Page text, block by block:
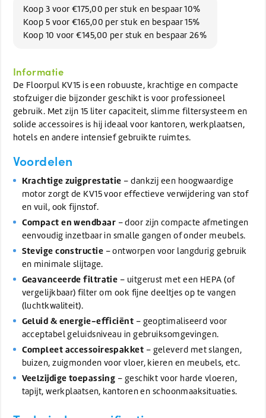
Koop 3 voor €175,00 per stuk en bespaar 10%
Koop 5 voor €165,00 per stuk en bespaar 15%
Koop 10 voor €145,00 per stuk en bespaar 26%
Informatie
De Floorpul KV15 is een robuuste, krachtige en compacte
stofzuiger die bijzonder geschikt is voor professioneel
gebruik. Met zijn 15 liter capaciteit, slimme filtersysteem en
solide accessoires is hij ideaal voor kantoren, werkplaatsen,
hotels en andere intensief gebruikte ruimtes.
Voordelen
Krachtige zuigprestatie – dankzij een hoogwaardige
motor zorgt de KV15 voor effectieve verwijdering van stof
en vuil, ook fijnstof.
Compact en wendbaar – door zijn compacte afmetingen
eenvoudig inzetbaar in smalle gangen of onder meubels.
Stevige constructie – ontworpen voor langdurig gebruik
en minimale slijtage.
Geavanceerde filtratie – uitgerust met een HEPA (of
vergelijkbaar) filter om ook fijne deeltjes op te vangen
(luchtkwaliteit).
Geluid & energie-efficiënt – geoptimaliseerd voor
acceptabel geluidsniveau in gebruiksomgevingen.
Compleet accessoirespakket – geleverd met slangen,
buizen, zuigmonden voor vloer, kieren en meubels, etc.
Veelzijdige toepassing – geschikt voor harde vloeren,
tapijt, werkplaatsen, kantoren en schoonmaaksituaties.